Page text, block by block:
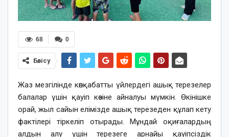
0
68
Бөлісу
Жаз мезгілінде көпқабатты үйлердегі ашық терезелер
балалар үшін қауіп көзіне айналуы мүмкін. Өкінішке
орай, жыл сайын елімізде ашық терезеден құлап кету
фактілері тіркеліп отырады. Мұндай оқиғалардың
алдын алу үшін терезеге арнайы қауіпсіздік